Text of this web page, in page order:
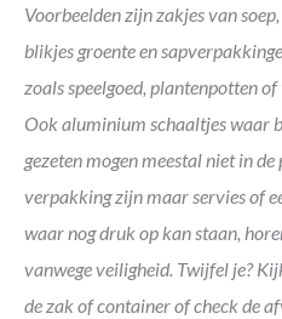
Voorbeelden zijn zakjes van
blikjes groente en
zoals speelgoed, plantenpotten
Ook aluminium schaaltjes waar
gezeten mogen meestal niet in
verpakking zijn maar servies of
waar nog druk op kan staan,
vanwege veiligheid. Twijfel je?
de zak of container of check de